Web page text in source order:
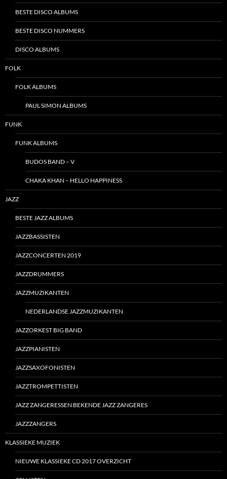
BESTE DISCO ALBUMS
BESTE DISCO NUMMERS
DISCO ALBUMS
FOLK
FOLK ALBUMS
PAUL SIMON ALBUMS
FUNK
FUNK ALBUMS
BUDOS BAND – V
CHAKA KHAN – HELLO HAPPINESS
JAZZ
BESTE JAZZ ALBUMS
JAZZBASSISTEN
JAZZCONCERTEN 2019
JAZZDRUMMERS
JAZZMUZIKANTEN
NEDERLANDSE JAZZMUZIKANTEN
JAZZORKEST BIG BAND
JAZZPIANISTEN
JAZZSAXOFONISTEN
JAZZTROMPETTISTEN
JAZZ ZANGERESSEN BEKENDE JAZZ ZANGERES
JAZZZANGERS
KLASSIEKE MUZIEK
NIEUWE KLASSIEKE CD 2017 OVERZICHT